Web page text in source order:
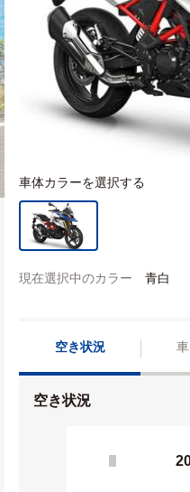
車体カラーを選択する
現在選択中のカラー 青白
空き状況
空き状況